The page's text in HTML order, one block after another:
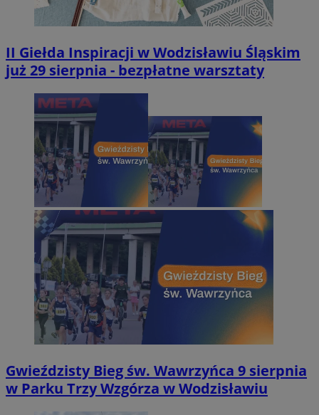
II Giełda Inspiracji w Wodzisławiu Śląskim
już 29 sierpnia - bezpłatne warsztaty
Gwieździsty Bieg św. Wawrzyńca 9 sierpnia
w Parku Trzy Wzgórza w Wodzisławiu